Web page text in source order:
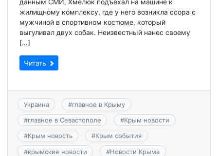
данным СМИ, Хмелюк подъехал на машине к
жилищному комплексу, где у него возникла ссора с
мужчиной в спортивном костюме, который
выгуливал двух собак. Неизвестный нанес своему
[…]
Читать
Украина #главное в Крыму
#главное в Севастополе #Крым новости
#Крым новость #Крым события
#крымские новости #Новости Крыма